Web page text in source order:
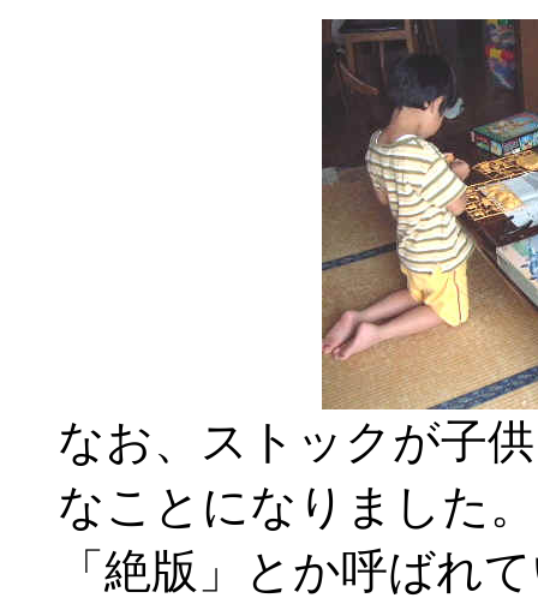
なお、ストックが子
なことになりました
「絶版」とか呼ばれ